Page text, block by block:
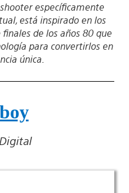
específicamente
está inspirado en los
de los años 80 que
para convertirlos en
única.